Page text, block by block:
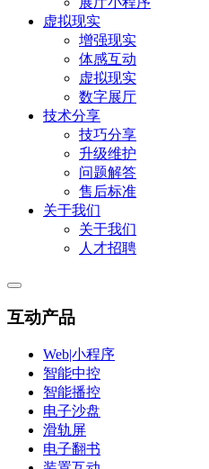
虚拟现实
增强现实
体感互动
虚拟现实
数字展厅
技术分享
技巧分享
升级维护
问题解答
售后标准
关于我们
关于我们
人才招聘
互动产品
Web|小程序
智能中控
智能播控
电子沙盘
滑轨屏
电子翻书